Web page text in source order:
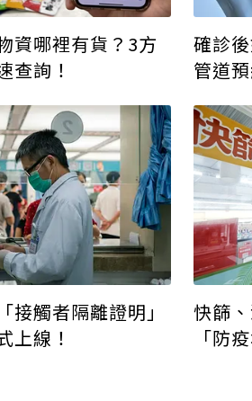
資哪裡有貨？3方
查詢！
確診
管道
接觸者隔離證明」
上線！
快篩
「防